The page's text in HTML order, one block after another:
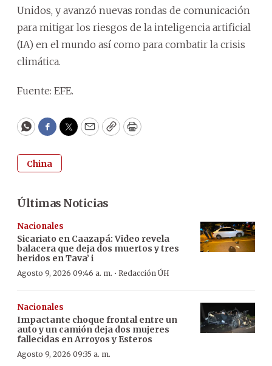
Unidos, y avanzó nuevas rondas de comunicación
para mitigar los riesgos de la inteligencia artificial
(IA) en el mundo así como para combatir la crisis
climática.
Fuente: EFE.
WhatsApp
Facebook
Twitter
EmailCopyPrint
China
Últimas Noticias
Nacionales
Sicariato en Caazapá: Video revela
balacera que deja dos muertos y tres
heridos en Tava’ i
Agosto 9, 2026 09:46 a. m. · Redacción ÚH
Nacionales
Impactante choque frontal entre un
auto y un camión deja dos mujeres
fallecidas en Arroyos y Esteros
Agosto 9, 2026 09:35 a. m.